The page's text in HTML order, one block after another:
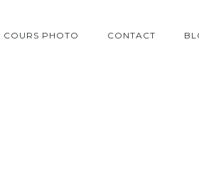
COURS PHOTO CONTACT